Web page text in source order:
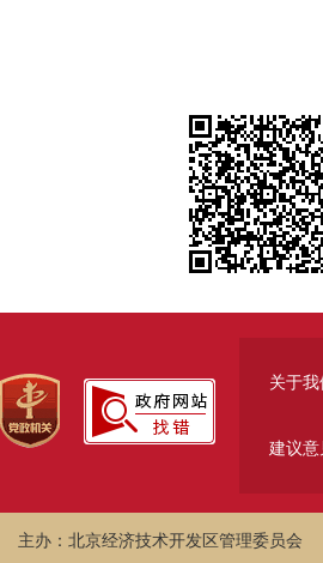
关于我
建议意
主办：北京经济技术开发区管理委员会